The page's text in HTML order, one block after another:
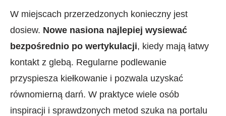
W miejscach przerzedzonych konieczny jest
dosiew. Nowe nasiona najlepiej wysiewać
bezpośrednio po wertykulacji, kiedy mają łatwy
kontakt z glebą. Regularne podlewanie
przyspiesza kiełkowanie i pozwala uzyskać
równomierną darń. W praktyce wiele osób
inspiracji i sprawdzonych metod szuka na portalu